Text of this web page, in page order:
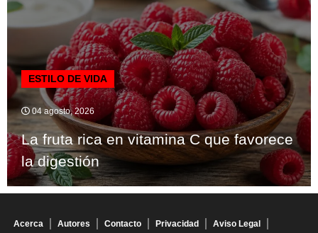
ESTILO DE VIDA
04 agosto, 2026
La fruta rica en vitamina C que favorece
la digestión
Acerca Autores Contacto Privacidad Aviso Legal